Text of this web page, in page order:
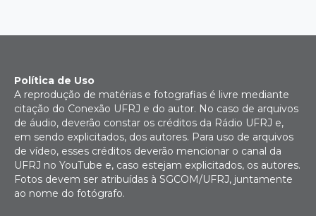
Política de Uso
A reprodução de matérias e fotografias é livre mediante
citação do Conexão UFRJ e do autor. No caso de arquivos
de áudio, deverão constar os créditos da Rádio UFRJ e,
em sendo explicitados, dos autores. Para uso de arquivos
de vídeo, esses créditos deverão mencionar o canal da
UFRJ no YouTube e, caso estejam explicitados, os autores.
Fotos devem ser atribuídas à SGCOM/UFRJ, juntamente
ao nome do fotógrafo.